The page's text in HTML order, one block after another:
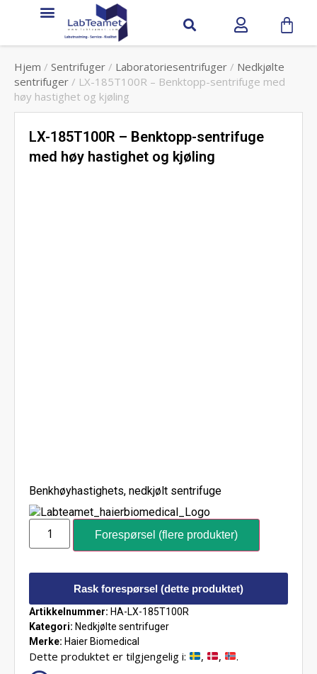
Hjem / Sentrifuger / Laboratoriesentrifuger / Nedkjølte
sentrifuger / LX-185T100R – Benktopp-sentrifuge med
høy hastighet og kjøling
LX-185T100R – Benktopp-sentrifuge
med høy hastighet og kjøling
Benkhøyhastighets, nedkjølt sentrifuge
Forespørsel (flere produkter)
Rask forespørsel (dette produktet)
Artikkelnummer: HA-LX-185T100R
Kategori: Nedkjølte sentrifuger
Merke: Haier Biomedical
Dette produktet er tilgjengelig i: , , .